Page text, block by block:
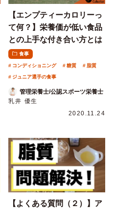
【エンプティーカロリーっ
て何？】栄養価が低い食品
との上手な付き合い方とは
食事
コンディショニング 糖質 脂質
ジュニア選手の食事
管理栄養士/公認スポーツ栄養士
乳井 優生
2020.11.24
【よくある質問（２）】ア